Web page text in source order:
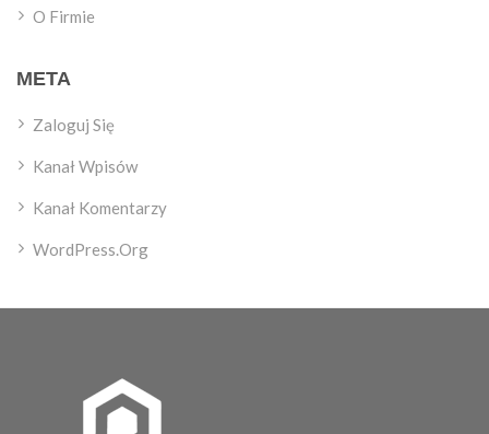
O Firmie
META
Zaloguj Się
Kanał Wpisów
Kanał Komentarzy
WordPress.org